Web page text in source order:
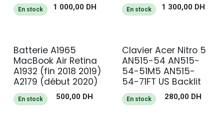
1 000,00DH
En stock 1 300,00DH
En stock
Batterie A1965
MacBook Air Retina
A1932 (fin 2018 2019)
A2179 (début 2020)
500,00 DH
En stock
Clavier Acer Nitro 5
AN515-54 AN515-
54-51M5 AN515-
54-71FT US Backlit
280,00 DH
En stock